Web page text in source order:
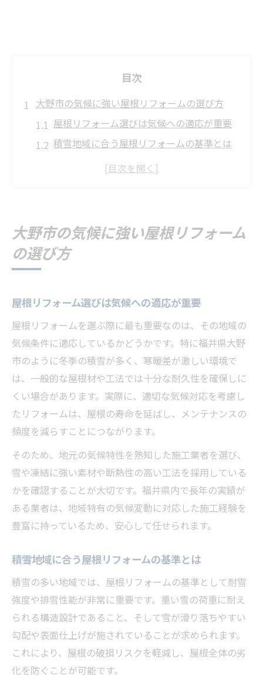
目次
大野市の気候に強い屋根リフォームの選び方
屋根リフォーム選びは気候への適応が重要
積雪地域に合う屋根リフォームの基準とは
屋根リフォームで安心できる素材や工法の
大野市の標高に適した屋根リフォームの工
夫
信頼できる屋根リフォーム評価の見極め方
感
地元業者の屋根リフォーム評価ポイント解
説
屋根リフォームの評価と施工実績の関係性
アフター対応が安心の屋根リフォーム評価
標高と積雪が左右するリフォーム注意点
標高が高い地域で必要な屋根リフォーム対
策
積雪量による屋根リフォームの注意点と対
処法
屋根リフォームは標高や雪害を考慮して選
積雪地の屋根リフォームで抑えるべき劣化
症状
屋根リフォーム時の雪対策と耐久性のポイ
ント
屋根リフォーム費用の相場と判断ポイント
屋根リフォーム費用相場の基本的な考え方
大野市の気候に強い屋根リフォーム
の選び方
屋根リフォーム選びは気候への適応が重要
屋根リフォームを選ぶ際に最も重要なのは、その地域の
気候条件に適応しているかどうかです。特に福井県大野
市のように冬季の積雪が多く、寒暖差が激しい環境で
は、一般的な屋根材や工法では十分な耐久性を確保しに
くい場合があります。実際に、適切な気候対応を考慮し
たリフォームは、屋根の寿命を延ばし、メンテナンスの
頻度を減らすことにつながります。
そのため、地元の気候特性を熟知した施工業者を選び、
雪や凍結に強い素材や断熱性の高い工法を採用している
かを確認することが大切です。福井県内で長年の実績が
ある業者は、地域特有の気候変動に対応した施工経験を
豊富に持っているため、安心して任せられます。
積雪地域に合う屋根リフォームの基準とは
積雪の多い地域では、屋根リフォームの基準として耐雪
強度や排雪性能が非常に重要です。重い雪の荷重に耐え
られる構造設計であること、そして雪が滑り落ちやすい
勾配や表面仕上げが施されていることが求められます。
これにより、屋根の破損リスクを軽減し、屋根全体の劣
化を防ぐことが可能です。